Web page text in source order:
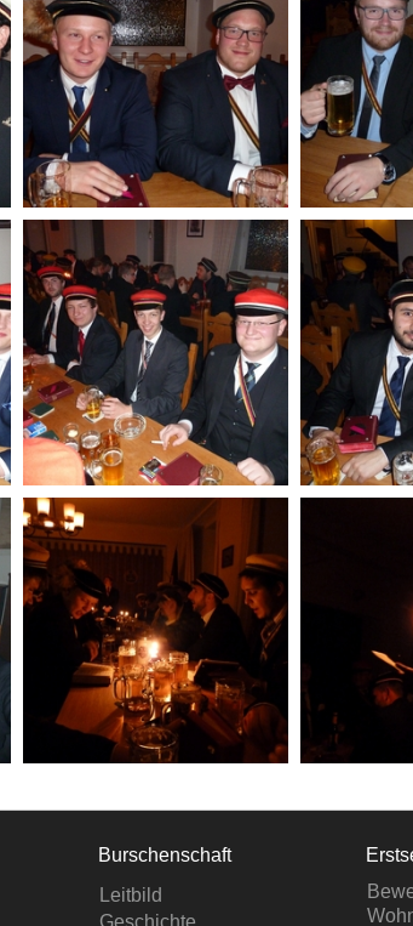
Burschenschaft
Leitbild
Geschichte